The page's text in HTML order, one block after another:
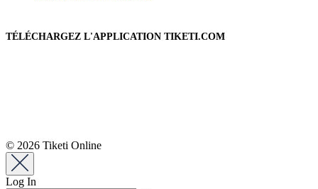
TÉLÉCHARGEZ L'APPLICATION TIKETI.COM
© 2026 Tiketi Online
Log In